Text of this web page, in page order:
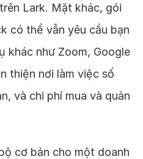
Lark. Mặt khác, gói
có thể vẫn yêu cầu bạn
khác như Zoom, Google
thiện nơi làm việc số
và chi phí mua và quản
cơ bản cho một doanh